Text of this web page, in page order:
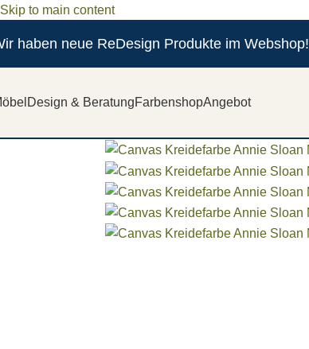
Skip to main content
haben neue ReDesign Produkte im Webshop!
Design & BeratungFarbenshopAngebot